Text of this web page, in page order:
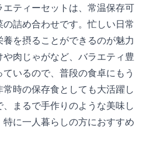
エティーセットは、常温保存可
詰め合わせです。忙しい日常
を摂ることができるのが魅力
肉じゃがなど、バラエティ豊
いるので、普段の食卓にもう
時の保存食としても大活躍し
、まるで手作りのような美味し
に一人暮らしの方におすすめ